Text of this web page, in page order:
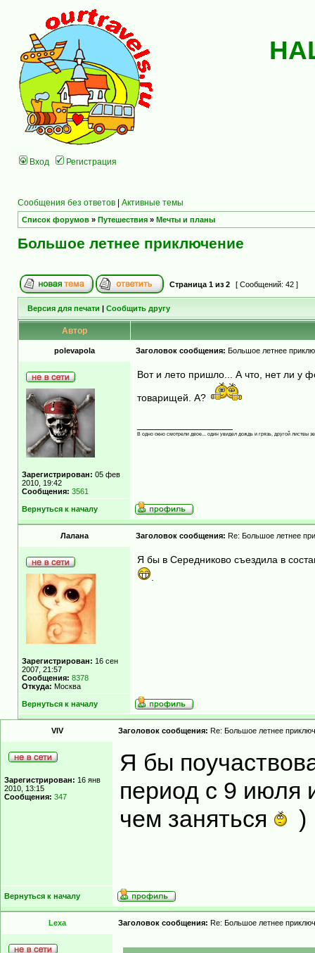
Вход Регистрация
Сообщения без ответов | Активные темы
Список форумов » Путешествия » Мечты и планы
Большое летнее приключение
Страница 1 из 2 [ Сообщений: 42 ]
Версия для печати | Сообщить другу
Автор
polevapola Заголовок сообщения: Большое летнее
Зарегистрирован: 05 фев
2010, 19:42
Сообщения: 3561
Вот и лето пришло... А что, нет ли у
товарищей. А?
В одно окно смотрели двое... один увидел дождь и грязь, другой листвы
Вернуться к началу
Лалана Заголовок сообщения: Re: Большое летнее
Зарегистрирован: 16 сен
2007, 21:57
Сообщения: 8378
Откуда: Москва
Я бы в Середниково съездила в
Вернуться к началу
VIV Заголовок сообщения: Re: Большое летнее
Зарегистрирован: 16 янв
2010, 13:15
Сообщения: 347
Я бы
период с 9 июля
чем заняться
)
Вернуться к началу
Lexa Заголовок сообщения: Re: Большое летнее